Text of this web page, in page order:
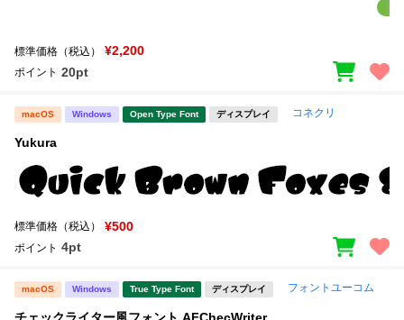
標準価格（税込） ¥2,200
ポイント 20pt
macOS Windows Open Type Font ディスプレイ コネクリ
Yukura
標準価格（税込） ¥500
ポイント 4pt
macOS Windows True Type Font ディスプレイ フォントユーコム